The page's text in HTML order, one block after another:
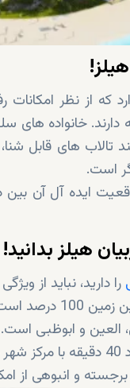
که از نظر
منطقه نخبگانی خواهند
تالاب های قابل
است.
ایده آل آن
هیلز بدانید!
را دارید، نباید از
است.
العین و ابوظبی است.
و انبوهی از